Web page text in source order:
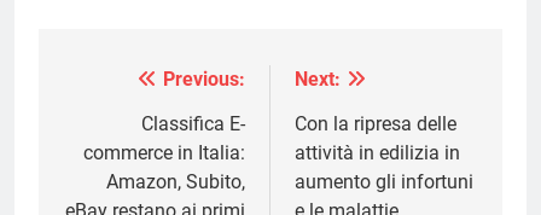
Navigazione
articoli
Previous:
Classifica E-
commerce in Italia:
Amazon, Subito,
eBay restano ai primi
Next:
Con la ripresa delle
attività in edilizia in
aumento gli infortuni
e le malattie